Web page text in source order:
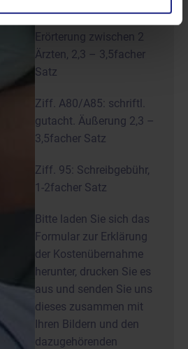
Erörterung zwischen 2
Ärzten, 2,3 – 3,5facher
Satz
Ziff. A80/A85: schriftl.
gutacht. Äußerung 2,3 –
3,5facher Satz
Ziff. 95: Schreibgebühr,
1-2facher Satz
Bitte laden Sie sich das
Formular zur Erklärung
der Kostenübernahme
herunter, drucken Sie es
aus und senden Sie uns
dieses zusammen mit
Ihren Bildern und den
dazugehörenden